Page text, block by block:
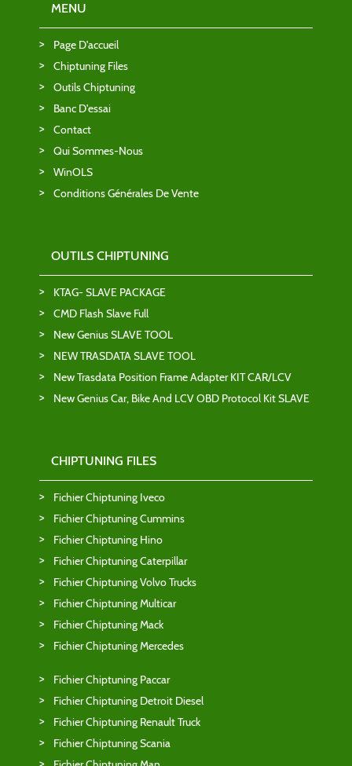
MENU
Page D'accueil
Chiptuning Files
Outils Chiptuning
Banc D'essai
Contact
Qui Sommes-Nous
WinOLS
Conditions Générales De Vente
OUTILS CHIPTUNING
KTAG- SLAVE PACKAGE
CMD Flash Slave Full
New Genius SLAVE TOOL
NEW TRASDATA SLAVE TOOL
New Trasdata Position Frame Adapter KIT CAR/LCV
New Genius Car, Bike And LCV OBD Protocol Kit SLAVE
CHIPTUNING FILES
Fichier Chiptuning Iveco
Fichier Chiptuning Cummins
Fichier Chiptuning Hino
Fichier Chiptuning Caterpillar
Fichier Chiptuning Volvo Trucks
Fichier Chiptuning Multicar
Fichier Chiptuning Mack
Fichier Chiptuning Mercedes
Fichier Chiptuning Paccar
Fichier Chiptuning Detroit Diesel
Fichier Chiptuning Renault Truck
Fichier Chiptuning Scania